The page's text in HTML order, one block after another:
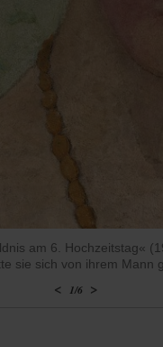
am 6. Hochzeitstag«
sie sich von ihrem
< 1/6 >